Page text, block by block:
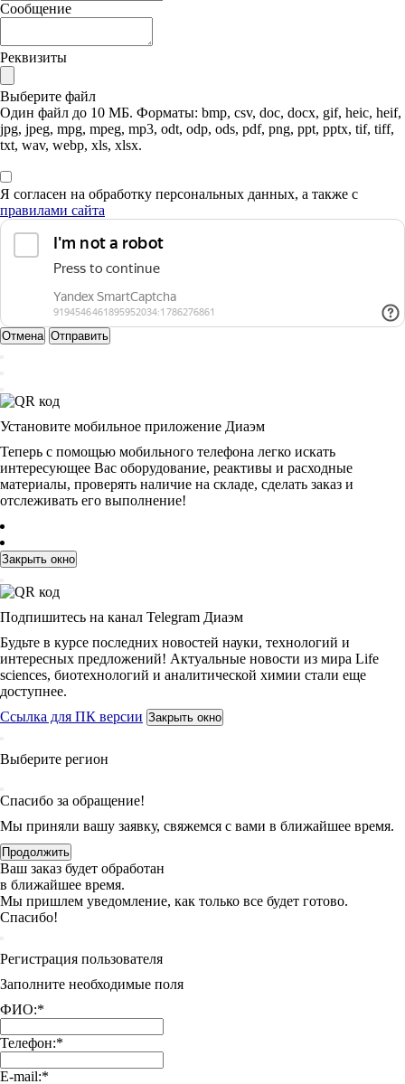
Сообщение
Реквизиты
Выберите файл
Один файл до 10 МБ. Форматы: bmp, csv, doc, docx, gif, heic, heif,
jpg, jpeg, mpg, mpeg, mp3, odt, odp, ods, pdf, png, ppt, pptx, tif, tiff,
txt, wav, webp, xls, xlsx.
Я согласен на обработку персональных данных, а также с
правилами сайта
Отмена Отправить
Установите мобильное приложение Диаэм
Теперь с помощью мобильного телефона легко искать
интересующее Вас оборудование, реактивы и расходные
материалы, проверять наличие на складе, сделать заказ и
отслеживать его выполнение!
Закрыть окно
Подпишитесь на канал Telegram Диаэм
Будьте в курсе последних новостей науки, технологий и
интересных предложений! Актуальные новости из мира Life
sciences, биотехнологий и аналитической химии стали еще
доступнее.
Ссылка для ПК версии Закрыть окно
Выберите регион
Спасибо за обращение!
Мы приняли вашу заявку, свяжемся с вами в ближайшее время.
Продолжить
Ваш заказ будет обработан
в ближайшее время.
Мы пришлем уведомление, как только все будет готово.
Спасибо!
Регистрация пользователя
Заполните необходимые поля
ФИО:*
Телефон:*
E-mail:*